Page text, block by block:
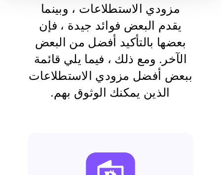
مزودي الاستطلاعات ، وبينما
يقدم البعض فوائد جيدة ، فإن
بعضها بالتأكيد أفضل من البعض
الآخر. ومع ذلك ، فيما يلي قائمة
ببعض أفضل مزودي الاستطلاعات
الذين يمكنك الوثوق بهم.